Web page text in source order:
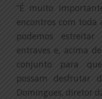
“É muito
encontros com toda
podemos
entraves e, acima
conjunto para
possam desfrutar
Domingues, diretor